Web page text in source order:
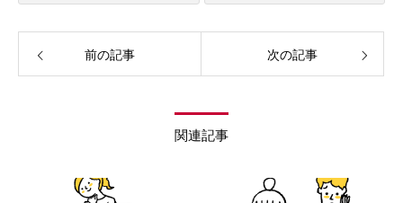
前の記事 次の記事
関連記事